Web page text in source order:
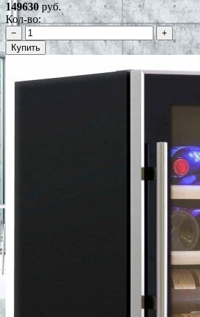
149630руб.
Кол-во:
−
+
Купить